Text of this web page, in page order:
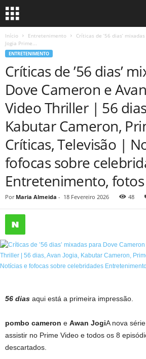
Início Entretenimento
Críticas de ’56 dias’
Jogia Prime...
ENTRETENIMENTO
Críticas de ’56 dias’
Dove Cameron e
Video Thriller | 56
Kabutar Cameron,
Críticas, Televisão |
fofocas sobre
Entretenimento,
Por Maria Almeida - 18 Fevereiro 2026 48
56 dias aqui está a primeira impressão.
pombo cameron e Awan JogiA nova
assistir no Prime Video e todos os 8
descartados.